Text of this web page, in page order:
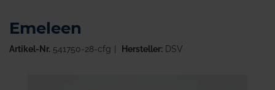
Emeleen
Artikel-Nr. 541750-28-cfg Hersteller:DSV